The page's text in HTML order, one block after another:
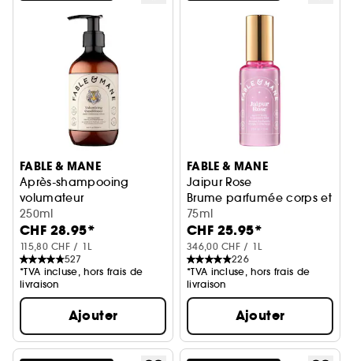
FABLE & MANE
Après-shampooing
volumateur
cheveux plus denses et plus forts
250ml
CHF 28.95*
115,80 CHF / 1L
527
*TVA incluse, hors frais de
livraison
Ajouter
FABLE & MANE
Jaipur Rose
Brume parfumée corps et
75ml
CHF 25.95*
346,00 CHF / 1L
226
*TVA incluse, hors frais de
livraison
Ajouter